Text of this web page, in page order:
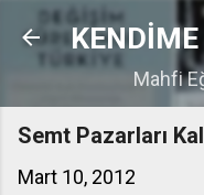
Mahfi
Semt Pazarları
Mart 10, 2012